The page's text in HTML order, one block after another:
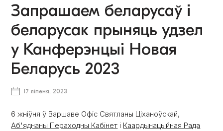
Запрашаем беларусаў і
беларусак прыняць удзел
у Канферэнцыі Новая
Беларусь 2023
17 ліпеня, 2023
6 жніўня ў Варшаве Офіс Святланы Ціханоўскай,
Аб'яднаны Пераходны Кабінет і Каардынацыйная Рада